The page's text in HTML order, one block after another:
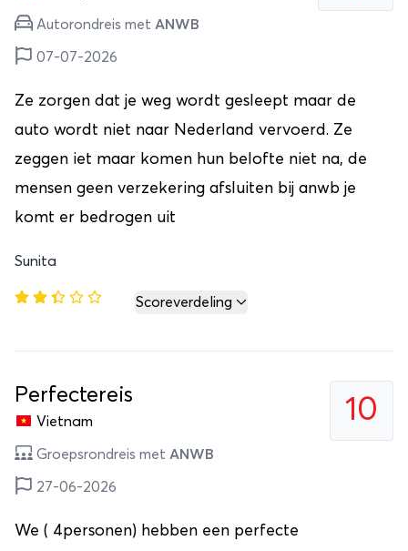
Autorondreis met ANWB
07-07-2026
Ze zorgen dat je weg wordt gesleept maar de
auto wordt niet naar Nederland vervoerd. Ze
zeggen iet maar komen hun belofte niet na, de
mensen geen verzekering afsluiten bij anwb je
komt er bedrogen uit
Sunita
Scoreverdeling
10
Perfectereis
Vietnam
Groepsrondreis met ANWB
27-06-2026
We ( 4personen) hebben een perfecte